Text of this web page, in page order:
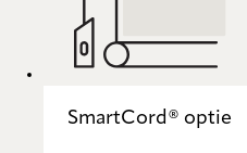
SmartCord® optie